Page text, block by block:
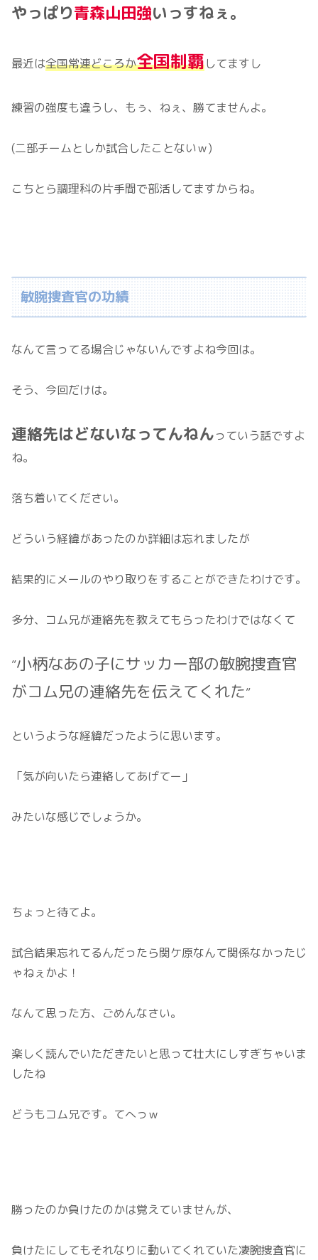
やっぱり青森山田強いっすねぇ。
最近は全国常連どころか全国制覇してますし
練習の強度も違うし、もぅ、ねぇ、勝てませんよ。
(二部チームとしか試合したことないｗ)
こちとら調理科の片手間で部活してますからね。
敏腕捜査官の功績
なんて言ってる場合じゃないんですよね今回は。
そう、今回だけは。
連絡先はどないなってんねんっていう話ですよ
ね。
落ち着いてください。
どういう経緯があったのか詳細は忘れましたが
結果的にメールのやり取りをすることができたわけです。
多分、コム兄が連絡先を教えてもらったわけではなくて
”小柄なあの子にサッカー部の敏腕捜査官
がコム兄の連絡先を伝えてくれた”
というような経緯だったように思います。
「気が向いたら連絡してあげてー」
みたいな感じでしょうか。
ちょっと待てよ。
試合結果忘れてるんだったら関ケ原なんて関係なかったじ
ゃねぇかよ！
なんて思った方、ごめんなさい。
楽しく読んでいただきたいと思って壮大にしすぎちゃいま
したね
どうもコム兄です。てへっｗ
勝ったのか負けたのかは覚えていませんが、
負けたにしてもそれなりに動いてくれていた凄腕捜査官に